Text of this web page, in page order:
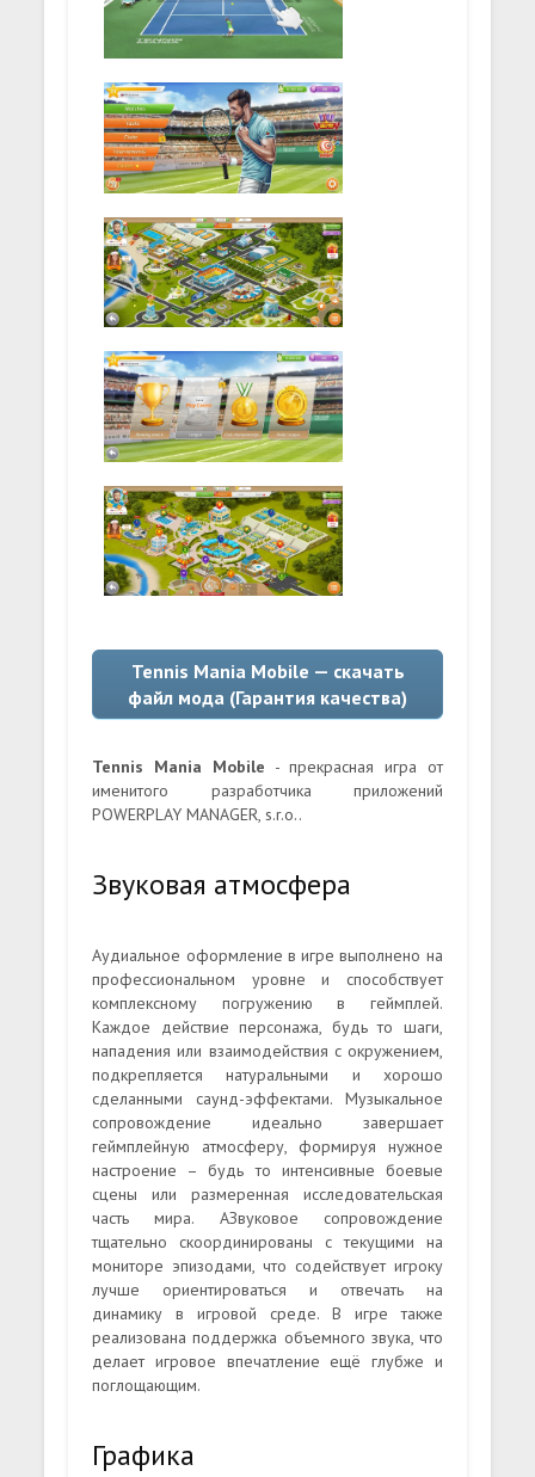
Tennis Mania Mobile — скачать
файл мода (Гарантия качества)
Tennis Mania Mobile - прекрасная игра от
именитого разработчика приложений
POWERPLAY MANAGER, s.r.o..
Звуковая атмосфера
Аудиальное оформление в игре выполнено на
профессиональном уровне и способствует
комплексному погружению в геймплей.
Каждое действие персонажа, будь то шаги,
нападения или взаимодействия с окружением,
подкрепляется натуральными и хорошо
сделанными саунд-эффектами. Музыкальное
сопровождение идеально завершает
геймплейную атмосферу, формируя нужное
настроение – будь то интенсивные боевые
сцены или размеренная исследовательская
часть мира. АЗвуковое сопровождение
тщательно скоординированы с текущими на
мониторе эпизодами, что содействует игроку
лучше ориентироваться и отвечать на
динамику в игровой среде. В игре также
реализована поддержка объемного звука, что
делает игровое впечатление ещё глубже и
поглощающим.
Графика